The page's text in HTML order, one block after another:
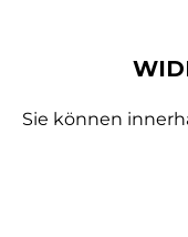
Sie können